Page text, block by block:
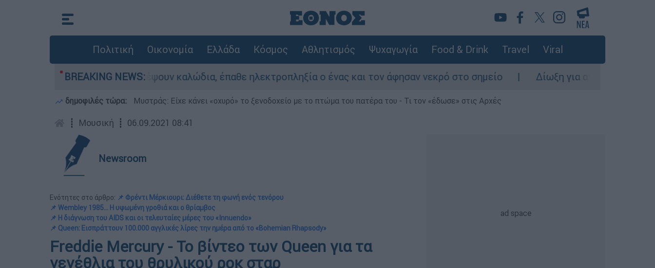
Πολιτική Οικονομία Ελλάδα Κόσμος Αθλητισμός Ψυχαγωγία Food & Drink Travel Viral
BREAKING NEWS:
Πήγαν να κλέψουν καλώδια, έπαθε ηλεκτροπληξία ο ένας και τον άφησαν νεκρό στο σημείο Δίωξη για ανθρωποκτονία από
δημοφιλές τώρα: Μυστράς: Είχε κάνει «οχυρό» το ξενοδοχείο με το πτώμα του πατέρα του - Τι τον «έδωσε» στις Αρχές
┋ Μουσική ┋ 06.09.2021 08:41
Newsroom
Ενότητες στο άρθρο: 📌 Φρέντι Μέρκιουρι: Διέθετε τη φωνή ενός τενόρου
📌 Wembley 1985... Η υψωμένη γροθιά και ο θρίαμβος
📌 Η διάγνωση του AIDS και οι τελευταίες μέρες του «Innuendo»
📌 Queen: Εισπράττουν 100.000 αγγλικές λίρες την ημέρα από το «Bohemian Rhapsody»
Freddie Mercury - Το βίντεο των Queen για τα
γενέθλια του θρυλικού ροκ σταρ